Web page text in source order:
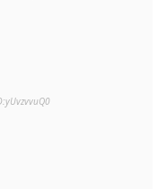
yUvzvvuQ0